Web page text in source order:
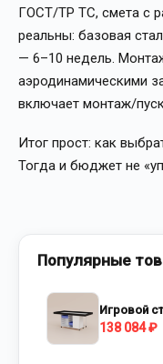
ГОСТ/ТР ТС, смета с
реальны: базовая
— 6–10 недель.
аэродинамическими
включает монтаж/
Итог прост: как
Тогда и бюджет не
Популярные
Игровой
138 084 ₽